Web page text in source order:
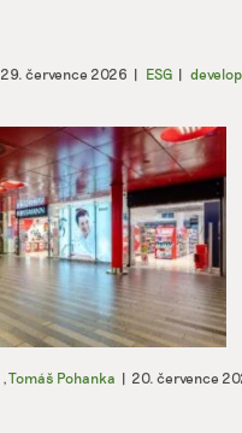
29. července 2026 | ESG |
,Tomáš Pohanka | 20. července